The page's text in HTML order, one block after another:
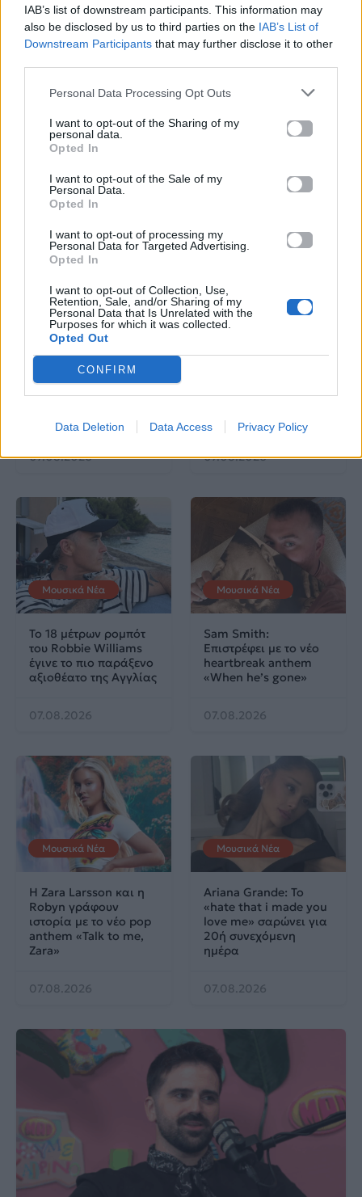
IAB’s list of downstream participants. This information may
also be disclosed by us to third parties on the IAB’s List of
Downstream Participants that may further disclose it to other
Personal Data Processing Opt Outs
I want to opt-out of the Sharing of my
personal data.
Opted In
I want to opt-out of the Sale of my
Personal Data.
Opted In
I want to opt-out of processing my
Personal Data for Targeted Advertising.
Opted In
I want to opt-out of Collection, Use,
Retention, Sale, and/or Sharing of my
Personal Data that Is Unrelated with the
Purposes for which it was collected.
Opted Out
CONFIRM
Data Deletion Data Access Privacy Policy
Μουσικά Νέα
Από το «Hannah
Montana» μέχρι το
«Toy Story 5»: Οι
μεγαλύτερες
soundtrack επιτυχίες
της Taylor Swift
09.08.2026
Μουσικά Νέα
Από τους
«Μονομάχους» στα
VMA: 5+1 στιγμές που
καθόρισαν την πορεία
του Rack
08.08.2026
Μουσικά Νέα
«Συγγνώμη από
καρδιάς»: Το μήνυμα
07.08.2026
Μουσικά Νέα
«Love sensation»: Η
07.08.2026
Μουσικά Νέα
Το 18 μέτρων ρομπότ
του Robbie Williams
έγινε το πιο παράξενο
αξιοθέατο της Αγγλίας
07.08.2026
Μουσικά Νέα
Sam Smith:
Επιστρέφει με το νέο
heartbreak anthem
«When he’s gone»
07.08.2026
Μουσικά Νέα
Η Zara Larsson και η
Robyn γράφουν
ιστορία με το νέο pop
anthem «Talk to me,
Zara»
07.08.2026
Μουσικά Νέα
Ariana Grande: Το
«hate that i made you
love me» σαρώνει για
20ή συνεχόμενη
ημέρα
07.08.2026